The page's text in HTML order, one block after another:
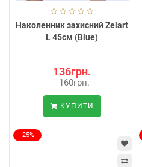
Наколенник захисний Zelart
L 45см (Blue)
136грн.
160грн.
КУПИТИ
-25%